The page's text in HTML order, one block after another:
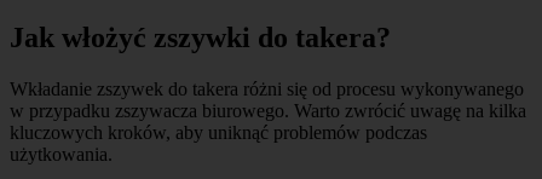
Jak włożyć zszywki do takera?
Wkładanie zszywek do takera różni się od procesu wykonywanego
w przypadku zszywacza biurowego. Warto zwrócić uwagę na kilka
kluczowych kroków, aby uniknąć problemów podczas
użytkowania.